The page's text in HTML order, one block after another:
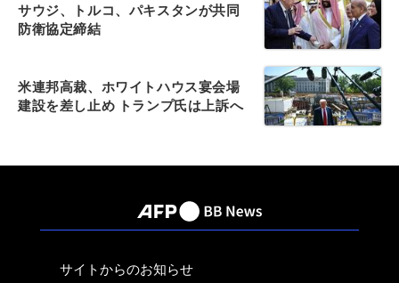
サウジ、トルコ、パキスタンが共同
防衛協定締結
米連邦高裁、ホワイトハウス宴会場
建設を差し止め トランプ氏は上訴へ
サイトからのお知らせ